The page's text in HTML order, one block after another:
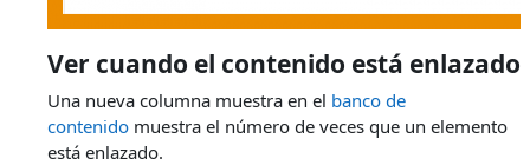
Ver cuando el contenido está enlazado
Una nueva columna muestra en el banco de
contenido muestra el número de veces que un elemento
está enlazado.